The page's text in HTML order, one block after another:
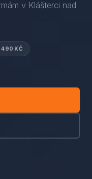
v Klášterci nad
490 KČ